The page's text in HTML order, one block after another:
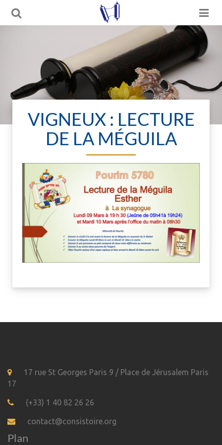
VIGNEUX : LECTURE
DE LA MÉGUILA
17 rue St Georges Paris 9 / Place de Jérusalem Paris
17
(+33) 1 40 82 26 26
contact@consistoire.org
Plan